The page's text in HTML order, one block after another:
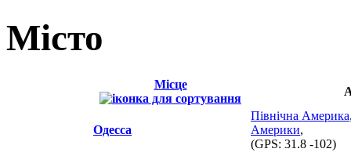
Місто
Місце
Одесса
Північна Америка
Америки,
(GPS: 31.8 -102)